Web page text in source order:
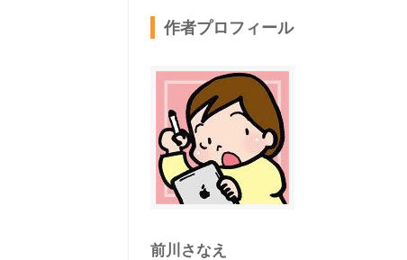
作者プロフィール
前川さなえ